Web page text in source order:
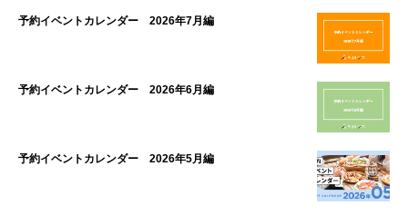
予約イベントカレンダー 2026年7月編
予約イベントカレンダー 2026年6月編
予約イベントカレンダー 2026年5月編